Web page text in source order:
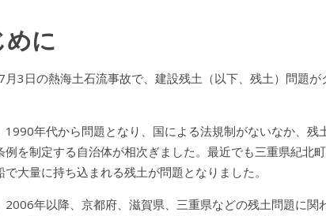
めに
月3日の熱海土石流事故で、建設残土（以下、残土）問題が
1990年代から問題となり、国による法規制がないなか、残
例を制定する自治体が相次ぎました。最近でも三重県紀北
で大量に持ち込まれる残土が問題となりました。
2006年以降、京都府、滋賀県、三重県などの残土問題に関